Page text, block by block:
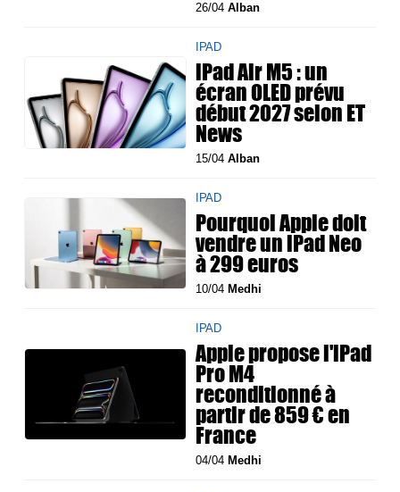
26/04Alban
IPAD
iPad Air M5 : un
écran OLED prévu
début 2027 selon ET
News
15/04Alban
IPAD
Pourquoi Apple doit
vendre un iPad Neo
à 299 euros
10/04 Medhi
IPAD
Apple propose l'iPad
Pro M4
reconditionné à
partir de 859 € en
France
04/04 Medhi